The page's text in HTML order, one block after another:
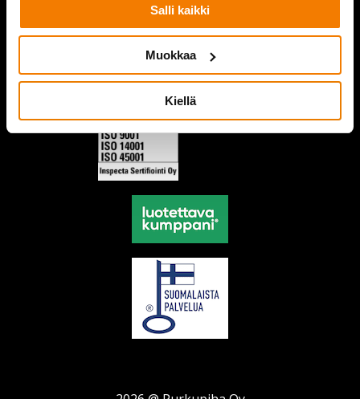
Salli kaikki
Muokkaa
Kiellä